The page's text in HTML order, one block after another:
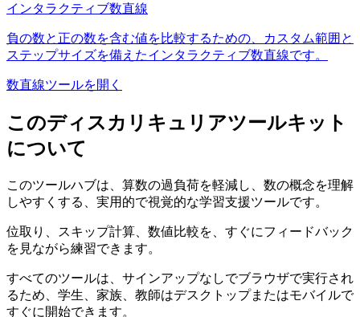
インタラクティブ数直線
負の数と正の数を含む値を比較するための、カスタム範囲と
ステップサイズを備えたインタラクティブ数直線です。
数直線ツールを開く
このディスカリキュリアツールキット
について
このツールハブは、算数の過負荷を軽減し、数の概念を理解
しやすくする、実用的で視覚的な学習支援ツールです。
位取り、スキップ計算、数値比較を、すぐにフィードバック
を見ながら練習できます。
すべてのツールは、サインアップなしでブラウザで実行され
るため、学生、家族、教師はデスクトップまたはモバイルで
すぐに開始できます。